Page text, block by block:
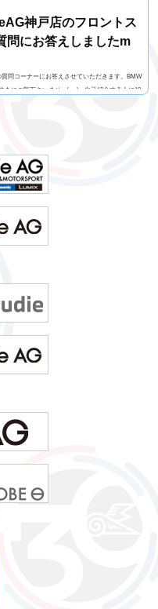
神戸店のフロントス
問にお答えしましたm
問コーナーにお答えさせていただきます。BMW
きにご覧下さいませm(_ _)m自己紹介する人に10